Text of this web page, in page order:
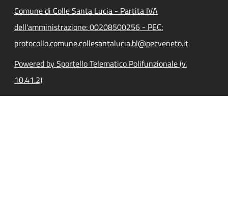
Comune di Colle Santa Lucia - Partita IVA
dell'amministrazione: 00208500256 - PEC:
protocollo.comune.collesantalucia.bl@pecveneto.it
Powered by Sportello Telematico Polifunzionale (v.
10.41.2)